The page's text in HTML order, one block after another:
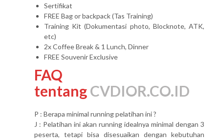
Sertifikat
FREE Bag or backpack (Tas Training)
Training Kit (Dokumentasi photo, Blocknote, ATK,
etc)
2x Coffee Break & 1 Lunch, Dinner
FREE Souvenir Exclusive
FAQ
tentangCVDIOR.CO.ID
P : Berapa minimal running pelatihan ini ?
J : Pelatihan ini akan running idealnya minimal dengan 3
peserta, tetapi bisa disesuaikan dengan kebutuhan